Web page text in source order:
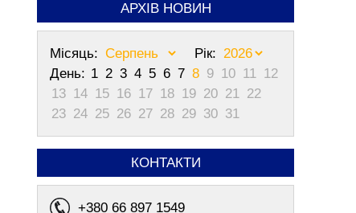
АРХІВ НОВИН
Місяць:
Рік:
День: 1 2 3 4 5 6 7 8 9 10 11 12
13 14 15 16 17 18 19 20 21 22
23 24 25 26 27 28 29 30 31
КОНТАКТИ
+380 66 897 1549